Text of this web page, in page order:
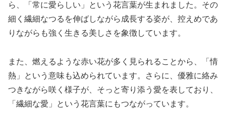
ら、「常に愛らしい」という花言葉が生まれました。その
細く繊細なつるを伸ばしながら成長する姿が、控えめであ
りながらも強く生きる美しさを象徴しています。
また、燃えるような赤い花が多く見られることから、「情
熱」という意味も込められています。さらに、優雅に絡み
つきながら咲く様子が、そっと寄り添う愛を表しており、
「繊細な愛」という花言葉にもつながっています。